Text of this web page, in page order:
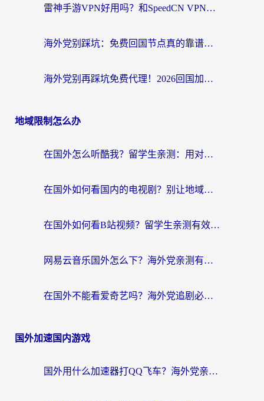
雷神手游VPN好用吗？和SpeedCN VPN对比哪个回国效果更好？海外党亲测3款加速器+避坑指南
海外党别踩坑：免费回国节点真的靠谱吗？教你选对加速器无缝访问国内资源
海外党别再踩坑免费代理！2026回国加速器全攻略：从选线到避坑，无缝访问国内资源
地域限制怎么办
在国外怎么听酷我？留学生亲测：用对加速器就能畅听国内音乐听书
在国外如何看国内的电视剧？别让地域限制成为追剧路上的绊脚石
在国外如何看B站视频？留学生亲测有效的回国加速器选择指南
网易云音乐国外怎么下？海外党亲测有效的回国加速器指南
在国外不能看爱奇艺吗？海外党追剧必看的回国加速器选择指南
国外加速国内游戏
国外用什么加速器打QQ飞车？海外党亲测有效的国服游戏加速指南